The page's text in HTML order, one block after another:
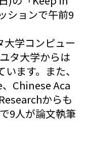
ションで午前9
学コンピュー
タ大学からは
ます。また、
Chinese Aca
からも
9人が論文執筆